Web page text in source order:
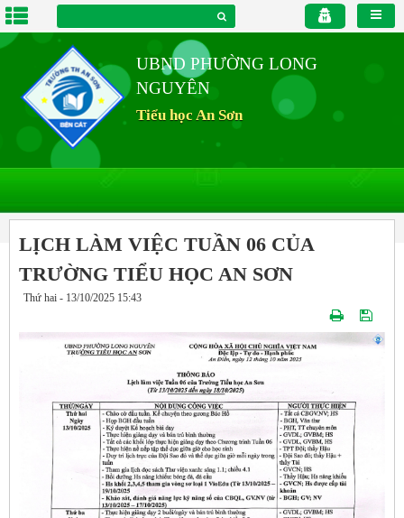
UBND PHƯỜNG LONG
NGUYÊN
Tiểu học An Sơn
LỊCH LÀM VIỆC TUẦN 06 CỦA
TRƯỜNG TIỂU HỌC AN SƠN
Thứ hai - 13/10/2025 15:43